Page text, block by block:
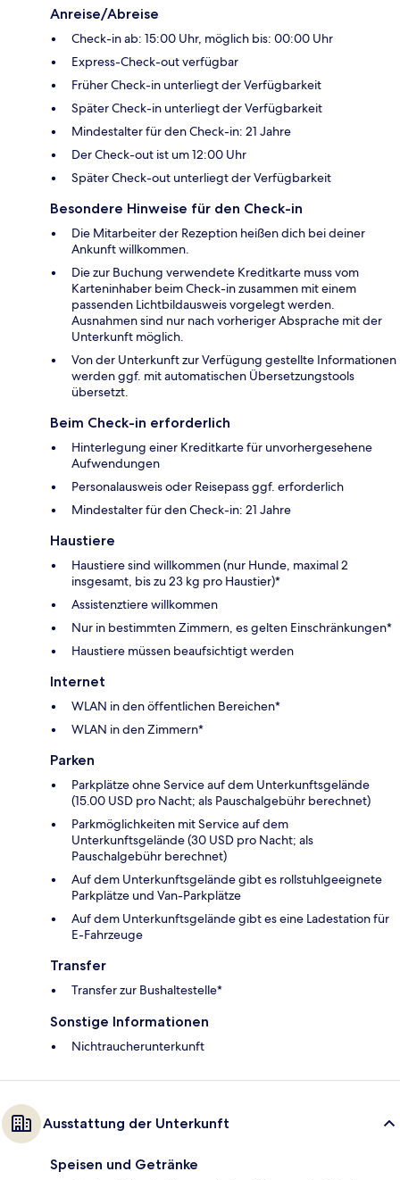
Anreise/Abreise
Check-in ab: 15:00 Uhr, möglich bis: 00:00 Uhr
Express-Check-out verfügbar
Früher Check-in unterliegt der Verfügbarkeit
Später Check-in unterliegt der Verfügbarkeit
Mindestalter für den Check-in: 21 Jahre
Der Check-out ist um 12:00 Uhr
Später Check-out unterliegt der Verfügbarkeit
Besondere Hinweise für den Check-in
Die Mitarbeiter der Rezeption heißen dich bei deiner
Ankunft willkommen.
Die zur Buchung verwendete Kreditkarte muss vom
Karteninhaber beim Check-in zusammen mit einem
passenden Lichtbildausweis vorgelegt werden.
Ausnahmen sind nur nach vorheriger Absprache mit der
Unterkunft möglich.
Von der Unterkunft zur Verfügung gestellte Informationen
werden ggf. mit automatischen Übersetzungstools
übersetzt.
Beim Check-in erforderlich
Hinterlegung einer Kreditkarte für unvorhergesehene
Aufwendungen
Personalausweis oder Reisepass ggf. erforderlich
Mindestalter für den Check-in: 21 Jahre
Haustiere
Haustiere sind willkommen (nur Hunde, maximal 2
insgesamt, bis zu 23 kg pro Haustier)*
Assistenztiere willkommen
Nur in bestimmten Zimmern, es gelten Einschränkungen*
Haustiere müssen beaufsichtigt werden
Internet
WLAN in den öffentlichen Bereichen*
WLAN in den Zimmern*
Parken
Parkplätze ohne Service auf dem Unterkunftsgelände
(15.00 USD pro Nacht; als Pauschalgebühr berechnet)
Parkmöglichkeiten mit Service auf dem
Unterkunftsgelände (30 USD pro Nacht; als
Pauschalgebühr berechnet)
Auf dem Unterkunftsgelände gibt es rollstuhlgeeignete
Parkplätze und Van-Parkplätze
Auf dem Unterkunftsgelände gibt es eine Ladestation für
E-Fahrzeuge
Transfer
Transfer zur Bushaltestelle*
Sonstige Informationen
Nichtraucherunterkunft
Ausstattung der Unterkunft
Speisen und Getränke